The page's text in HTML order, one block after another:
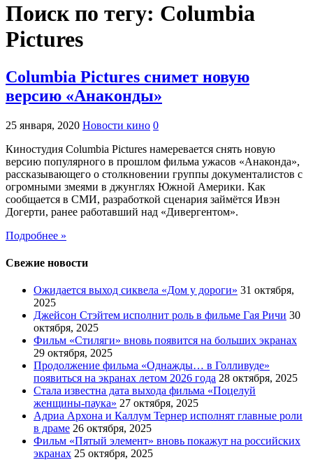
Поиск по тегу: Columbia
Pictures
Columbia Pictures снимет новую
версию «Анаконды»
25 января, 2020 Новости кино 0
Киностудия Columbia Pictures намеревается снять новую
версию популярного в прошлом фильма ужасов «Анаконда»,
рассказывающего о столкновении группы документалистов с
огромными змеями в джунглях Южной Америки. Как
сообщается в СМИ, разработкой сценария займётся Ивэн
Догерти, ранее работавший над «Дивергентом».
Подробнее »
Свежие новости
Ожидается выход сиквела «Дом у дороги» 31 октября,
2025
Джейсон Стэйтем исполнит роль в фильме Гая Ричи 30
октября, 2025
Фильм «Стиляги» вновь появится на больших экранах
29 октября, 2025
Продолжение фильма «Однажды… в Голливуде»
появиться на экранах летом 2026 года 28 октября, 2025
Стала известна дата выхода фильма «Поцелуй
женщины-паука» 27 октября, 2025
Адриа Архона и Каллум Тернер исполнят главные роли
в драме 26 октября, 2025
Фильм «Пятый элемент» вновь покажут на российских
экранах 25 октября, 2025